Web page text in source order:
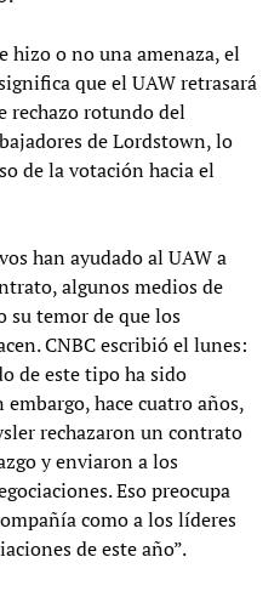
hizo o no una amenaza, el
que el UAW retrasará
rechazo rotundo del
de Lordstown, lo
de la votación hacia el
han ayudado al UAW a
algunos medios de
su temor de que los
CNBC escribió el lunes:
de este tipo ha sido
hace cuatro años,
rechazaron un contrato
y enviaron a los
Eso preocupa
como a los líderes
de este año”.